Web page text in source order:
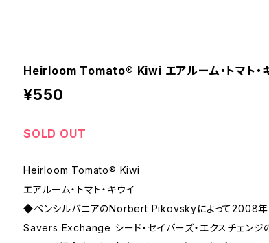
Heirloom Tomato® Kiwi エアルーム・トマト・
¥550
SOLD OUT
Heirloom Tomato® Kiwi
エアルーム・トマト・キウイ
◆ペンシルバニアのNorbert Pikovskyによって2008
Savers Exchange シード・セイバーズ・エクスチェンジ